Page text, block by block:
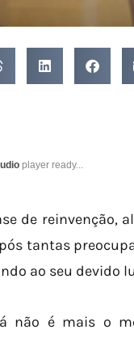
player ready...
de reinvenção,
tantas
ao seu devido
não é mais o